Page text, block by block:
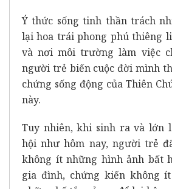
Ý thức sống tinh thần trách
lại hoa trái phong phú thiêng
và nơi môi trường làm việc
người trẻ biến cuộc đời mình
chứng sống động của Thiên
này.
Tuy nhiên, khi sinh ra và lớn
hội như hôm nay, người trẻ
không ít những hình ảnh bất
gia đình, chứng kiến không